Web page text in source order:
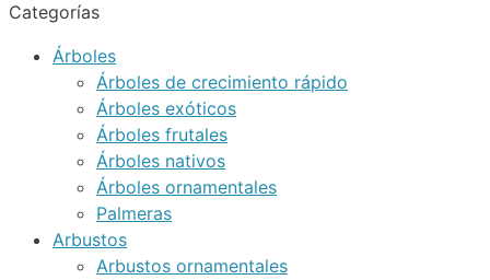
Categorías
Árboles
Árboles de crecimiento rápido
Árboles exóticos
Árboles frutales
Árboles nativos
Árboles ornamentales
Palmeras
Arbustos
Arbustos ornamentales